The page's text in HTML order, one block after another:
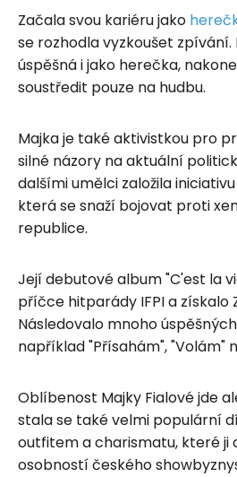
Začala svou kariéru jako
se rozhodla vyzkoušet zpívání.
úspěšná i jako herečka,
soustředit pouze na hudbu.
Majka je také aktivistkou pro
silné názory na aktuální
dalšími umělci založila
která se snaží bojovat proti
republice.
Její debutové album "C'est la
příčce hitparády IFPI a získalo
Následovalo mnoho
například "Přísahám", "Volám"
Oblíbenost Majky Fialové jde
stala se také velmi populární
outfitem a charismatu, které ji
osobností českého